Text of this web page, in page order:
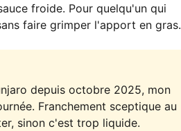
froide. Pour quelqu'un qui
faire grimper l'apport en gras.
depuis octobre 2025, mon
Franchement sceptique au
sinon c'est trop liquide.